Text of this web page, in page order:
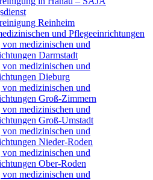
Reinheim
und Pflegeeinrichtungen
medizinischen und
Darmstadt
medizinischen und
Dieburg
medizinischen und
Groß-Zimmern
medizinischen und
Groß-Umstadt
medizinischen und
Nieder-Roden
medizinischen und
Ober-Roden
medizinischen und